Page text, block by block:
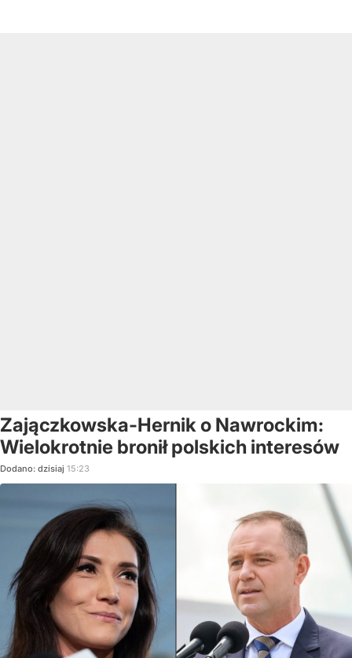
Zajączkowska-Hernik o Nawrockim:
Wielokrotnie bronił polskich interesów
Dodano: dzisiaj 15:23